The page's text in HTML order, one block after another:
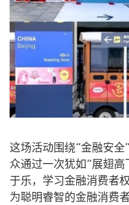
这场活动围绕“金融安
众通过一次犹如“展翅
于乐，学习金融消费者
为聪明睿智的金融消费者